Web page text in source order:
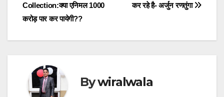
navigation
कर रहे है- अर्जुन रणतुंगा
Collection:क्या एनिमल 1000
करोड़ पार कर पायेगी??
Bywiralwala